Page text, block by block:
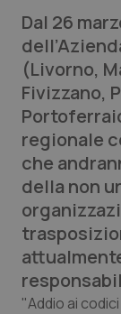
Lettere al
Edizioni
QS Pro
Abruzzo
Basilicata
Calabria
QS Pro
Artrite &
Asma &
QS Club
Dal 26
(Livorno,
Fivizzano,
regionale
che
della non
"Addio ai